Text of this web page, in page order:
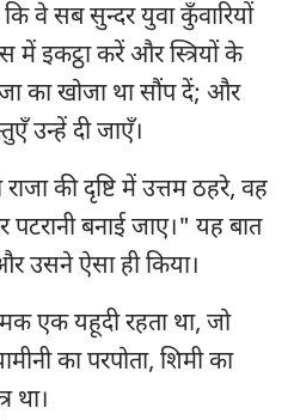
योना
नहूम
सपन्याह
जकर्याह
वे सब सुन्दर युवा कुँवारियों
इकट्ठा करें और स्त्रियों के
का खोजा था सौंप दें; और
उन्हें दी जाएँ।
की दृष्टि में उत्तम ठहरे, वह
पटरानी बनाई जाए।" यह बात
उसने ऐसा ही किया।
एक यहूदी रहता था, जो
का परपोता, शिमी का
था।